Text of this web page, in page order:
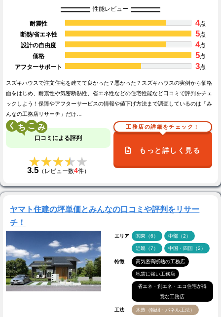
性能レビュー
耐震性 4点
断熱/省エネ性
5点
設計の自由度
4点
価格
5点
アフターサポート
3点
スズキハウスで注文住宅を建てて良かった？悪かった？スズキハウスの実例から価格
面をはじめ、耐震性や気密断熱性、省エネ性などの住宅性能など口コミで評判をチェ
ックしよう！保障やアフターサービスの情報や値下げ方法まで調査しているのは「み
んなの工務店リサーチ」だけ…
く こ
口コミによる評判
★★★★★
★★★★★
3.5（レビュー数4件）
工務店の詳細をチェック！
もっと詳しく見る
ヤマト住建の坪単価とみんなの口コミや評判をリサー
チ！
エリア 関東（6） 中部（2）
近畿（7） 中国・四国（2）
特徴 高気密高断熱の工務店
地震に強い工務店
省エネ・創エネ・エコ住宅が得
意な工務店
工法 木造（軸組・パネル工法）